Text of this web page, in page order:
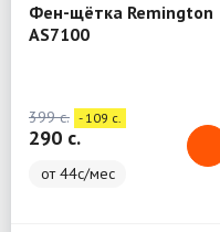
Фен-щётка Remington
AS7100
399 c. - 109 c.
290 c.
от 44с/мес